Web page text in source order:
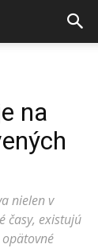
na
nielen v
časy, existujú